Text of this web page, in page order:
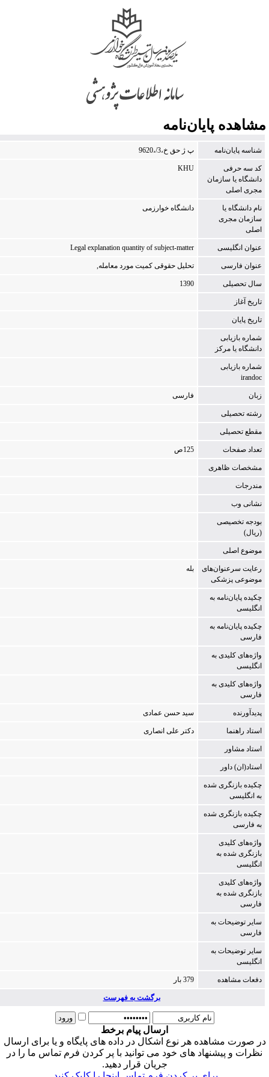
پایان‌نامه
شناسه پایان‌نامه ‭9620،/3،خ قح ژ پ
كد سه حرفی
دانشگاه یا سازمان
مجری اصلی
KHU
نام دانشگاه یا
سازمان مجری
اصلی
دانشگاه خوارزمی
عنوان انگلیسی Legal explanation quantity of subject-matter
عنوان فارسی ت‍ح‍ل‍ی‍ل‌ ح‍ق‍وق‍ی‌ ک‍م‍ی‍ت‌ م‍ورد م‍ع‍ام‍ل‍ه‌,
سال تحصیلی 1390
تاریخ آغاز
تاریخ پایان
شماره بازیابی
دانشگاه یا مركز
شماره بازیابی
irandoc
زبان فارسی
رشته تحصیلی
مقطع تحصیلی
تعداد صفحات 125ص‌
مشخصات ظاهری
مندرجات
نشانی وب
بودجه تخصیصی
(ریال)
موضوع اصلی
رعایت سرعنوان‌های
موضوعی پزشکی
بله
چکیده پایان‌نامه به
انگلیسی
چکیده پایان‌نامه به
فارسی
واژه‌های کلیدی به
انگلیسی
واژه‌های کلیدی به
فارسی
پدیدآورنده س‍ی‍د ح‍س‍ن‌ ع‍م‍ادی‌
استاد راهنما دک‍ت‍ر ع‍ل‍ی‌ ان‍ص‍اری‌
استاد مشاور
استاد(ان) داور
چکیده بازنگری شده
به انگلیسی
چکیده بازنگری شده
به فارسی
واژه‌های کلیدی
بازنگری شده به
انگلیسی
واژه‌های کلیدی
بازنگری شده به
فارسی
سایر توضیحات به
فارسی
سایر توضیحات به
انگلیسی
دفعات مشاهده 379 بار
برگشت به فهرست
ارسال پیام برخط
صورت مشاهده هر نوع اشکال در داده های پایگاه و یا برای ارسال
نظرات و پیشنهاد های خود می توانید با پر کردن فرم تماس ما را در
جریان قرار دهید.